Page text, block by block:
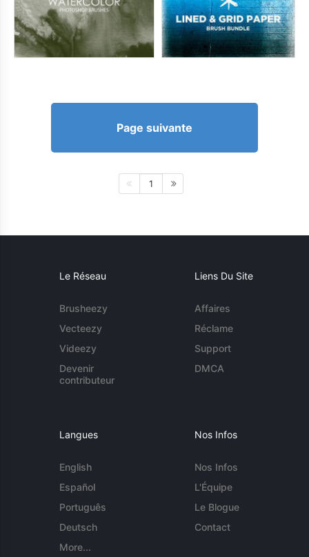
Page suivante
1
Le Réseau
Brusheezy
Vecteezy
Videezy
Devenir
contributeur
Liens Du Site
Affaires
Réclame
Support
DMCA
Langues
English
Español
Português
Deutsch
More...
Nos Infos
Nos Infos
L'Équipe
Le Blogue
Contact